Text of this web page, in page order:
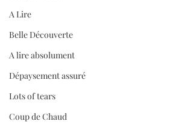
A Lire
Belle Découverte
A lire absolument
Dépaysement assuré
Lots of tears
Coup de Chaud